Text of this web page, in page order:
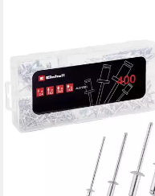
EINHELL
Niete Blindniete Aluminium,
Stahl Aluminium, Stahl
Aluminium, Stahl 1 Set
20,94 €
in 4-5 Werktagen bei dir